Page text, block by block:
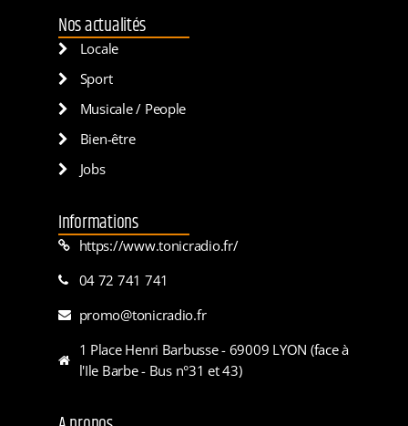
Nos actualités
Locale
Sport
Musicale / People
Bien-être
Jobs
Informations
https://www.tonicradio.fr/
04 72 741 741
promo@tonicradio.fr
1 Place Henri Barbusse - 69009 LYON (face à
l'Ile Barbe - Bus n°31 et 43)